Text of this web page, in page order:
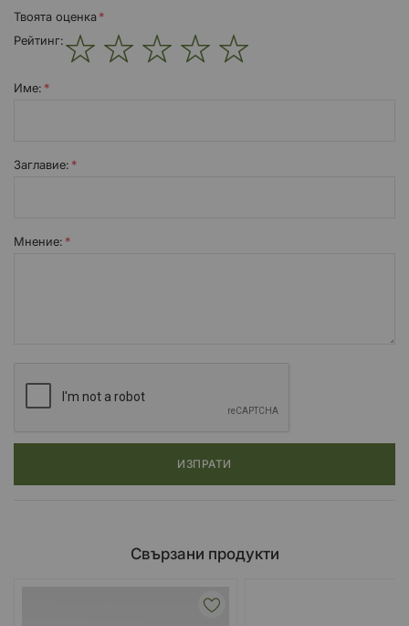
Твоята оценка
Рейтинг:
Име:
Заглавиe:
Мнение:
ИЗПРАТИ
Свързани продукти